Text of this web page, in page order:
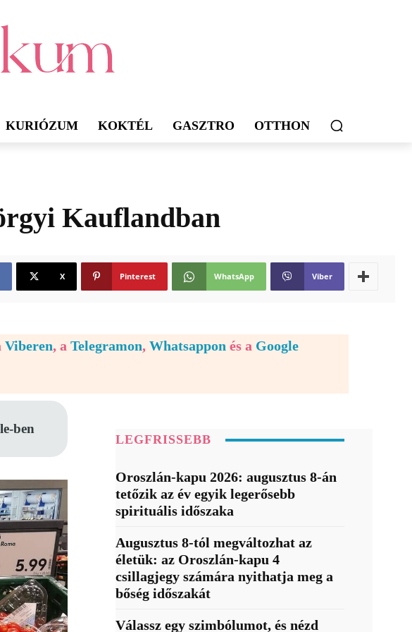
KURIÓZUM KOKTÉL GASZTRO OTTHON
Kauflandban
X Pinterest WhatsApp Viber
Viberen, a Telegramon, Whatsappon és a Google
ben
LEGFRISSEBB
Oroszlán-kapu 2026: augusztus 8-án
tetőzik az év egyik legerősebb
spirituális időszaka
Augusztus 8-tól megváltozhat az
életük: az Oroszlán-kapu 4
csillagjegy számára nyithatja meg a
bőség időszakát
Válassz egy szimbólumot, és nézd